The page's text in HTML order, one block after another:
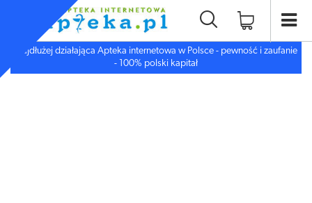
Najdłużej działająca Apteka internetowa w Polsce - pewność i zaufanie
- 100% polski kapitał